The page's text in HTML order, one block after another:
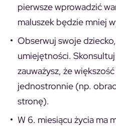
pierwsze wprowadzić
maluszek będzie mniej
Obserwuj swoje
umiejętności.
zauważysz, że
jednostronnie (np.
stronę).
W 6. miesiącu życia ma